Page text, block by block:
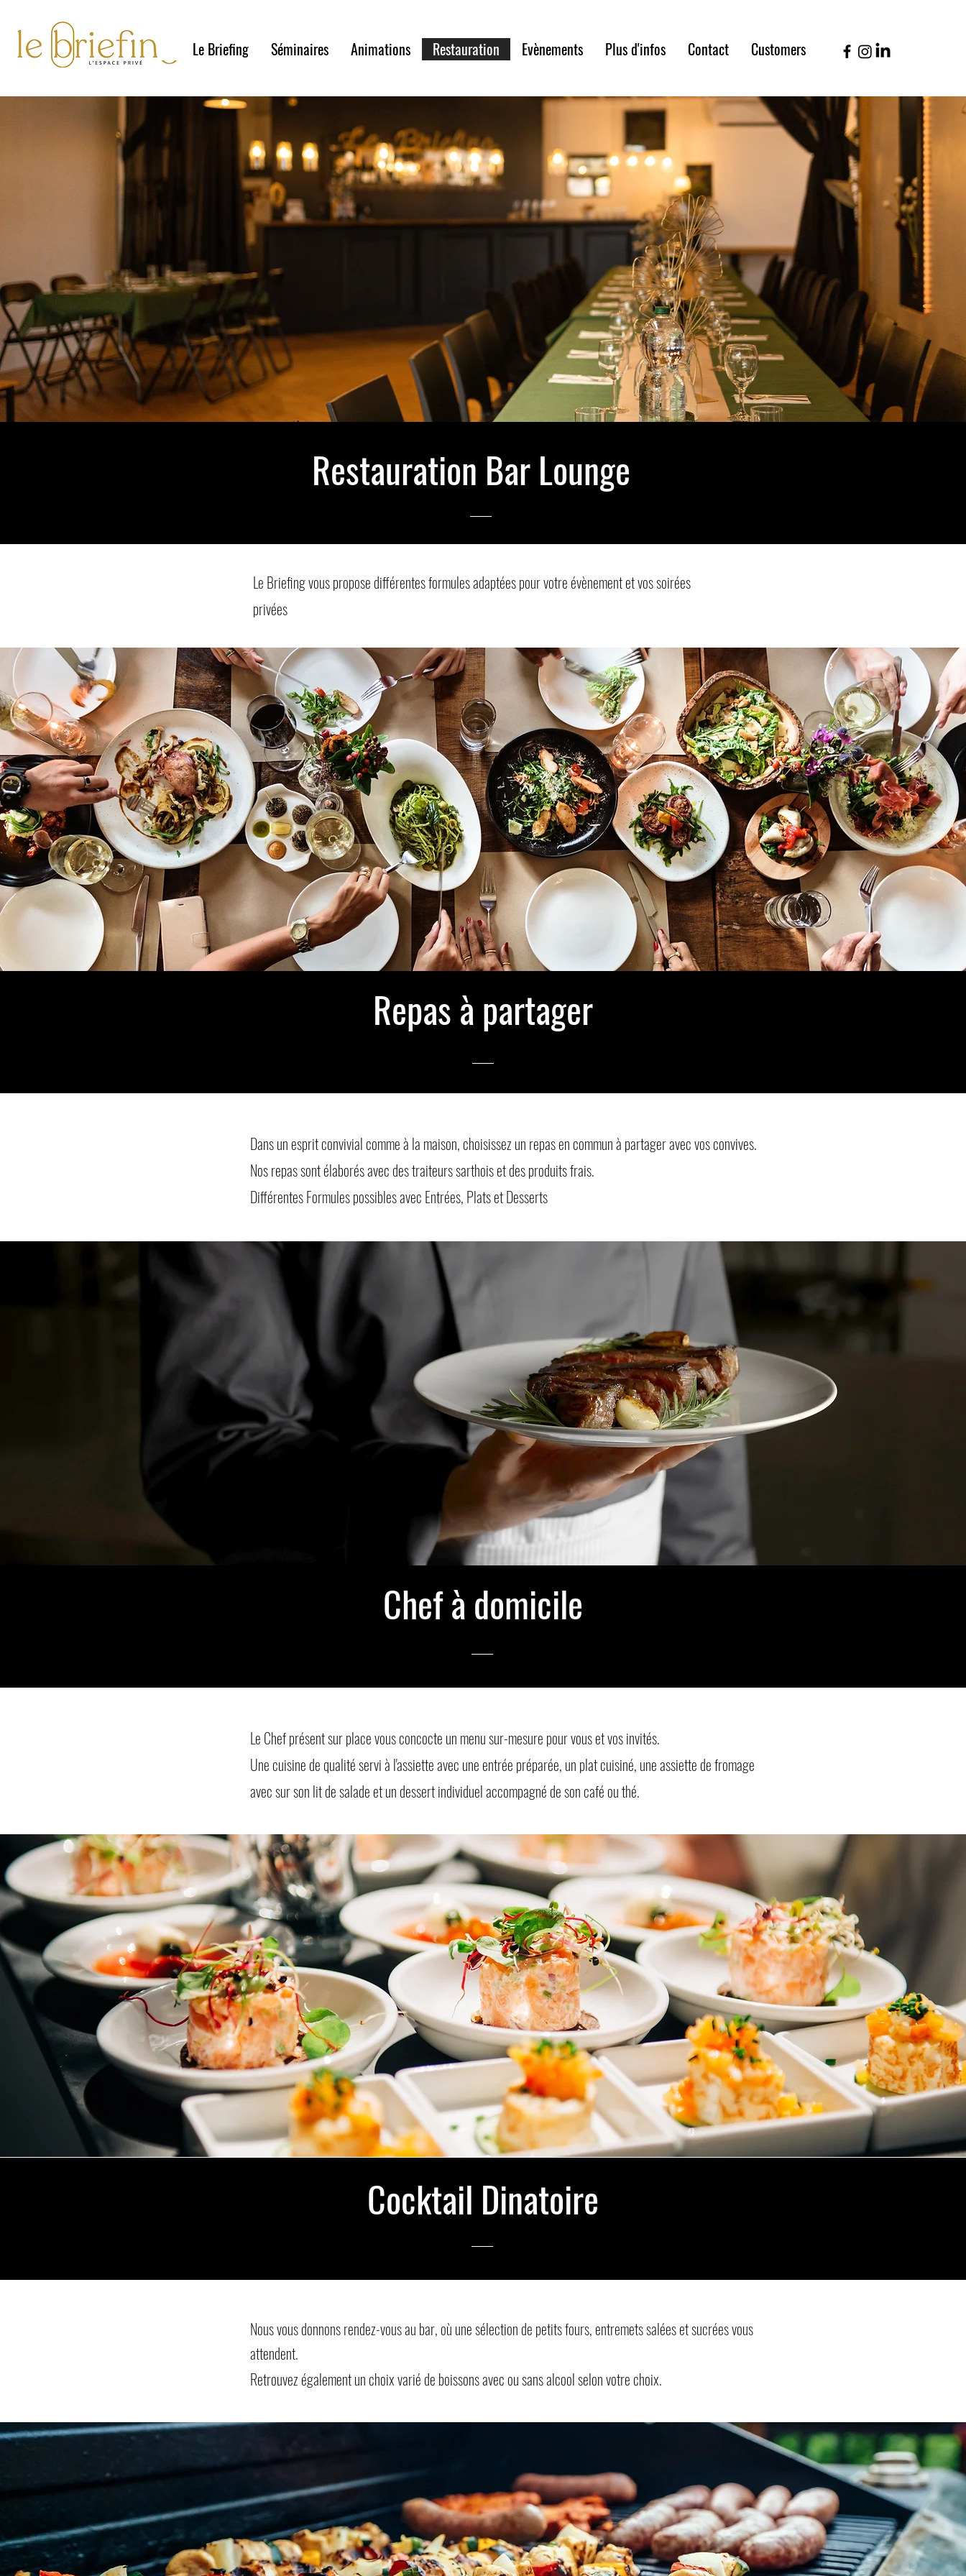
Le Briefing Séminaires Animations Restauration Evènements Plus d'infos Contact Customers
Restauration Bar Lounge
Le Briefing vous propose différentes formules adaptées pour votre évènement et vos soirées
privées
Repas à partager
Dans un esprit convivial comme à la maison, choisissez un repas en commun à partager avec vos convives.
Nos repas sont élaborés avec des traiteurs sarthois et des produits frais.
Différentes Formules possibles avec Entrées, Plats et Desserts
Chef à domicile
Le Chef présent sur place vous concocte un menu sur-mesure pour vous et vos invités.
Une cuisine de qualité servi à l'assiette avec une entrée préparée, un plat cuisiné, une assiette de fromage
avec sur son lit de salade et un dessert individuel accompagné de son café ou thé.
Cocktail Dinatoire
Nous vous donnons rendez-vous au bar, où une sélection de petits fours, entremets salées et sucrées vous
attendent.
Retrouvez également un choix varié de boissons avec ou sans alcool selon votre choix.